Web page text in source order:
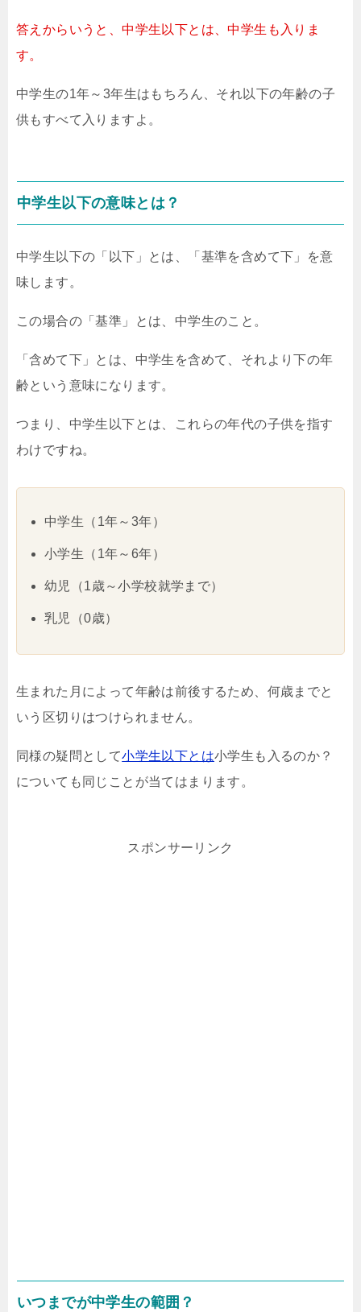
答えからいうと、中学生以下とは、中学生も入りま
す。
中学生の1年～3年生はもちろん、それ以下の年齢の子
供もすべて入りますよ。
中学生以下の意味とは？
中学生以下の「以下」とは、「基準を含めて下」を意
味します。
この場合の「基準」とは、中学生のこと。
「含めて下」とは、中学生を含めて、それより下の年
齢という意味になります。
つまり、中学生以下とは、これらの年代の子供を指す
わけですね。
中学生（1年～3年）
小学生（1年～6年）
幼児（1歳～小学校就学まで）
乳児（0歳）
生まれた月によって年齢は前後するため、何歳までと
いう区切りはつけられません。
同様の疑問として小学生以下とは小学生も入るのか？
についても同じことが当てはまります。
スポンサーリンク
いつまでが中学生の範囲？